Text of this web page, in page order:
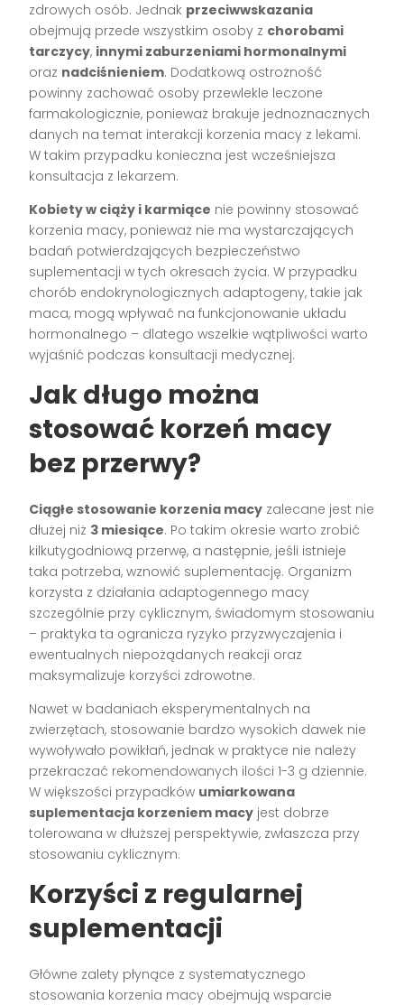
zdrowych osób. Jednak przeciwwskazania
obejmują przede wszystkim osoby z chorobami
tarczycy, innymi zaburzeniami hormonalnymi
oraz nadciśnieniem. Dodatkową ostrożność
powinny zachować osoby przewlekle leczone
farmakologicznie, ponieważ brakuje jednoznacznych
danych na temat interakcji korzenia macy z lekami.
W takim przypadku konieczna jest wcześniejsza
konsultacja z lekarzem.
Kobiety w ciąży i karmiące nie powinny stosować
korzenia macy, ponieważ nie ma wystarczających
badań potwierdzających bezpieczeństwo
suplementacji w tych okresach życia. W przypadku
chorób endokrynologicznych adaptogeny, takie jak
maca, mogą wpływać na funkcjonowanie układu
hormonalnego – dlatego wszelkie wątpliwości warto
wyjaśnić podczas konsultacji medycznej.
Jak długo można
stosować korzeń macy
bez przerwy?
Ciągłe stosowanie korzenia macy zalecane jest nie
dłużej niż 3 miesiące. Po takim okresie warto zrobić
kilkutygodniową przerwę, a następnie, jeśli istnieje
taka potrzeba, wznowić suplementację. Organizm
korzysta z działania adaptogennego macy
szczególnie przy cyklicznym, świadomym stosowaniu
– praktyka ta ogranicza ryzyko przyzwyczajenia i
ewentualnych niepożądanych reakcji oraz
maksymalizuje korzyści zdrowotne.
Nawet w badaniach eksperymentalnych na
zwierzętach, stosowanie bardzo wysokich dawek nie
wywoływało powikłań, jednak w praktyce nie należy
przekraczać rekomendowanych ilości 1-3 g dziennie.
W większości przypadków umiarkowana
suplementacja korzeniem macy jest dobrze
tolerowana w dłuższej perspektywie, zwłaszcza przy
stosowaniu cyklicznym.
Korzyści z regularnej
suplementacji
Główne zalety płynące z systematycznego
stosowania korzenia macy obejmują wsparcie